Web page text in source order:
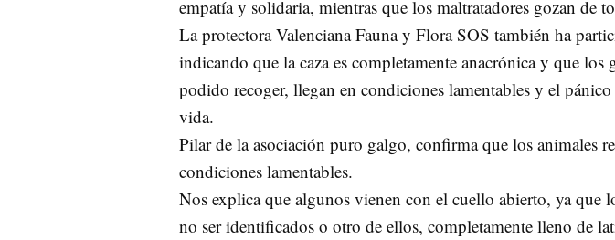
empatía y solidaria, mientras que los maltratadores gozan de
La protectora Valenciana Fauna y Flora SOS también ha
indicando que la caza es completamente anacrónica y que los
podido recoger, llegan en condiciones lamentables y el
vida.
Pilar de la asociación puro galgo, confirma que los animales
condiciones lamentables.
Nos explica que algunos vienen con el cuello abierto, ya que
no ser identificados o otro de ellos, completamente lleno de